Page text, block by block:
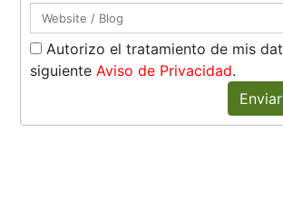
Autorizo el tratamiento de mis
siguiente Aviso de Privacidad.